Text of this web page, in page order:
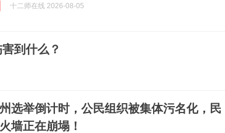
十二师在线 2026-08-05
到什么？
选举倒计时，公民组织被集体污名化，民
墙正在崩塌！